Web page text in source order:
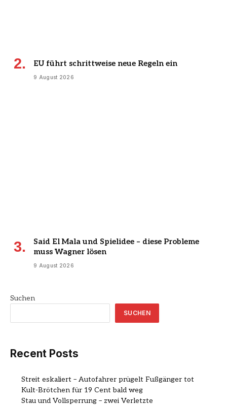
EU führt schrittweise neue Regeln ein
9 August 2026
Said El Mala und Spielidee – diese Probleme
muss Wagner lösen
9 August 2026
Suchen
SUCHEN
Recent Posts
Streit eskaliert – Autofahrer prügelt Fußgänger tot
Kult-Brötchen für 19 Cent bald weg
Stau und Vollsperrung – zwei Verletzte